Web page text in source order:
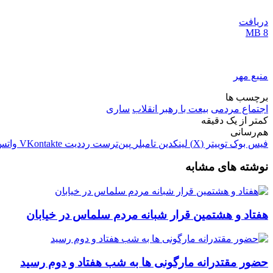
دریافت
8 MB
منبع مهر
برچسب ها
اجتماع مردمی بیعت با رهبر انقلاب ساری
کمتر از یک دقیقه
هم‌رسانی
فیس بوک توییتر (X) لینکدین ‫تامبلر ‫پین‌ترست ‫رددیت ‫VKontakte
نوشته های مشابه
هفتاد و هشتمین قرار شبانه مردم سلماس در خیابان
حضور مقتدرانه مارگونی ها به شب هفتاد و دوم رسید